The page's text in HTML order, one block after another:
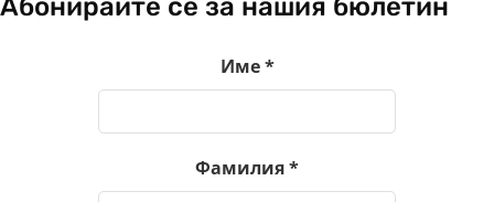
Абонирайте се за нашия бюлетин
Име*
Фамилия*